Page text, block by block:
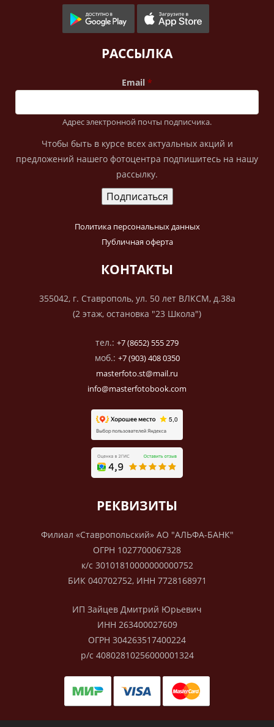
РАССЫЛКА
Email
Адрес электронной почты подписчика.
Чтобы быть в курсе всех актуальных акций и
предложений нашего фотоцентра подпишитесь на нашу
рассылку.
Политика персональных данных
Публичная оферта
КОНТАКТЫ
355042, г. Ставрополь, ул. 50 лет ВЛКСМ, д.38а
(2 этаж, остановка "23 Школа")
тел.: +7 (8652) 555 279
моб.: +7 (903) 408 0350
masterfoto.st@mail.ru
info@masterfotobook.com
РЕКВИЗИТЫ
Филиал «Ставропольский» АО "АЛЬФА-БАНК"
ОГРН 1027700067328
к/с 30101810000000000752
БИК 040702752, ИНН 7728168971
ИП Зайцев Дмитрий Юрьевич
ИНН 263400027609
ОГРН 304263517400224
р/с 40802810256000001324